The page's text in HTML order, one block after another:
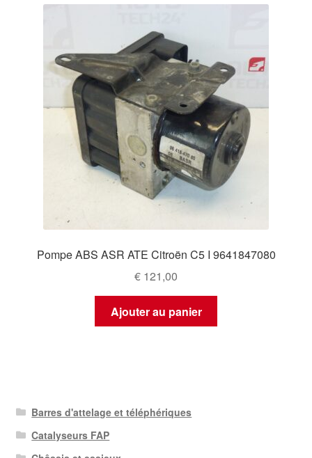
Pompe ABS ASR ATE Citroën C5 I 9641847080
€ 121,00
Ajouter au panier
Barres d'attelage et téléphériques
Catalyseurs FAP